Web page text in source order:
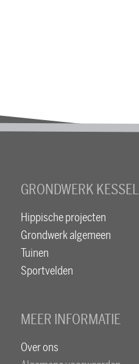
GRONDWERK KESSEL
Hippische projecten
Grondwerk algemeen
Tuinen
Sportvelden
MEER INFORMATIE
Over ons